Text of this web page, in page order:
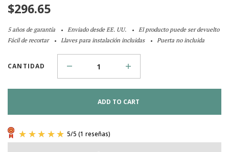
$296.65
5 años de garantía Enviado desde EE. UU.
El producto puede ser devuelto
Fácil de recortar
Llaves para instalación incluidas Puerta no incluida
CANTIDAD
ADD TO CART